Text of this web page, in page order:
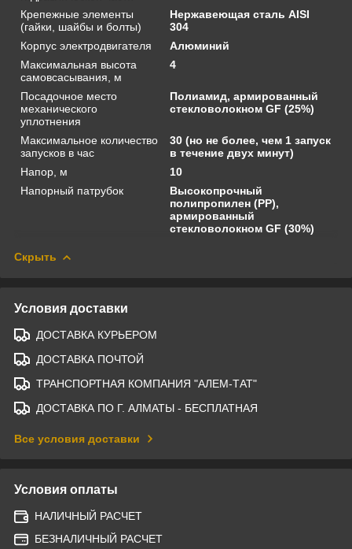
Крепежные элементы
(гайки, шайбы и болты)
Нержавеющая сталь AISI
304
Корпус электродвигателя
Алюминий
Максимальная высота
самовсасывания, м
4
Посадочное место
механического
уплотнения
Полиамид, армированный
стекловолокном GF (25%)
Максимальное количество
запусков в час
30 (но не более, чем 1 запуск
в течение двух минут)
Напор, м
10
Напорный патрубок
Высокопрочный
полипропилен (PP),
армированный
стекловолокном GF (30%)
Скрыть
Условия доставки
ДОСТАВКА КУРЬЕРОМ
ДОСТАВКА ПОЧТОЙ
ТРАНСПОРТНАЯ КОМПАНИЯ "АЛЕМ-ТАТ"
ДОСТАВКА ПО Г. АЛМАТЫ - БЕСПЛАТНАЯ
Все условия доставки
Условия оплаты
НАЛИЧНЫЙ РАСЧЕТ
БЕЗНАЛИЧНЫЙ РАСЧЕТ